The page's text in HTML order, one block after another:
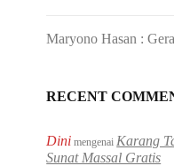
Maryono Hasan :
RECENT
Dini mengenaiKarang
Sunat Massal Gratis